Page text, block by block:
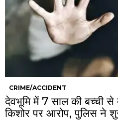
CRIME/ACCIDENT
देवभूमि में 7 साल की बच्ची से
किशोर पर आरोप, पुलिस ने